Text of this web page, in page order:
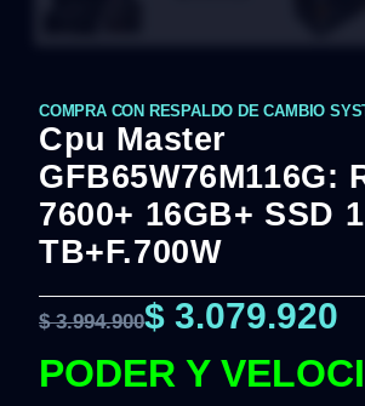
COMPRA CON RESPALDO DE CAMBIO
Cpu Master
GFB65W76M116G:
7600+ 16GB+ SSD 1
TB+F.700W
$3.994.900$ 3.079.920
PODER Y